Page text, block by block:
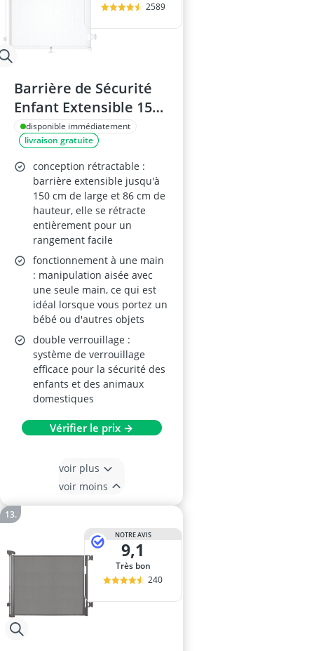
2589
Barrière de Sécurité
Enfant Extensible 150
cmdisponible immédiatement
livraison gratuite
conception rétractable :
barrière extensible jusqu'à
150 cm de large et 86 cm de
hauteur, elle se rétracte
entièrement pour un
rangement facile
fonctionnement à une main
: manipulation aisée avec
une seule main, ce qui est
idéal lorsque vous portez un
bébé ou d'autres objets
double verrouillage :
système de verrouillage
efficace pour la sécurité des
enfants et des animaux
domestiques
Vérifier le prix →
voir plus
voir moins
NOTRE AVIS
9,1
Très bon
240